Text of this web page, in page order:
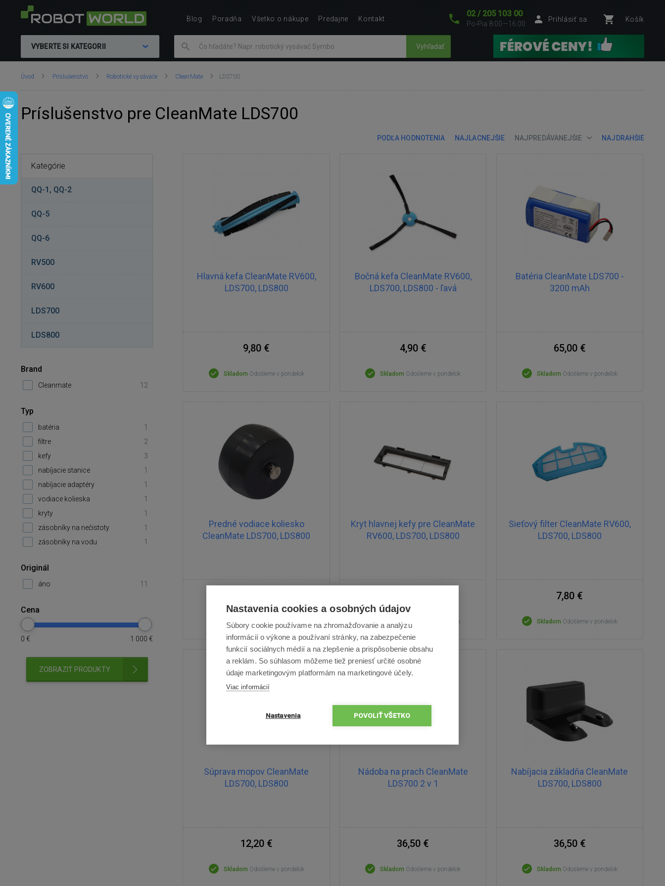
02 / 205 103 00
Po-Pia 8:00—16:00
Prihlásiť sa Košík
VYBERTE SI KATEGORII Vyhľadať
Nachádzate
Úvod Príslušenstvo Robotické vysávače CleanMate LDS700
Príslušenstvo pre CleanMate LDS700
PODĽA HODNOTENIA NAJLACNEJŠIE NAJPREDÁVANEJŠIE NAJDRAHŠIE
Hlavná kefa CleanMate RV600,
LDS700, LDS800
9,80 €
Skladom Odošleme v pondelok
Bočná kefa CleanMate RV600,
LDS700, LDS800 - ľavá
4,90 €
Skladom Odošleme v pondelok
Batéria CleanMate LDS700 -
3200 mAh
65,00 €
Skladom Odošleme v pondelok
Predné vodiace koliesko
CleanMate LDS700, LDS800
Skladom Odošleme v pondelok
Kryt hlavnej kefy pre CleanMate
RV600, LDS700, LDS800
Skladom Odošleme v pondelok
Sieťový filter CleanMate RV600,
LDS700, LDS800
7,80 €
Skladom Odošleme v pondelok
Súprava mopov CleanMate
LDS700, LDS800
12,20 €
Skladom Odošleme v pondelok
Nádoba na prach CleanMate
LDS700 2 v 1
36,50 €
Skladom Odošleme v pondelok
Nabíjacia základňa CleanMate
LDS700, LDS800
36,50 €
Skladom Odošleme v pondelok
Kategórie
QQ-1, QQ-2
QQ-5
QQ-6
RV500
RV600
LDS700
LDS800
Brand
Cleanmate 12
Typ
batéria
1
filtre
2
kefy
3
nabíjacie stanice
1
nabíjacie adaptéry
1
vodiace kolieska
1
kryty
1
zásobníky na nečistoty
1
zásobníky na vodu
1
Originál
áno 11
Cena
0 € 1 000 €
ZOBRAZIŤ PRODUKTY
Blog Poradňa Všetko o nákupe Predajne Kontakt
Nastavenia cookies a osobných údajov
Súbory cookie používame na zhromažďovanie a analýzu
informácií o výkone a používaní stránky, na zabezpečenie
funkcií sociálnych médií a na zlepšenie a prispôsobenie obsahu
a reklám. So súhlasom môžeme tiež preniesť určité osobné
údaje marketingovým platformám na marketingové účely.
Viac informácií
Nastavenia POVOLIŤ VŠETKO